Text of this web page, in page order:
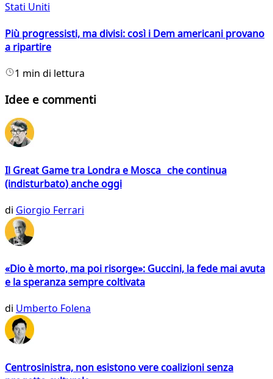
Stati Uniti
Più progressisti, ma divisi: così i Dem americani provano
a ripartire
1 min di lettura
Idee e commenti
Il Great Game tra Londra e Mosca che continua
(indisturbato) anche oggi
di Giorgio Ferrari
«Dio è morto, ma poi risorge»: Guccini, la fede mai avuta
e la speranza sempre coltivata
di Umberto Folena
Centrosinistra, non esistono vere coalizioni senza